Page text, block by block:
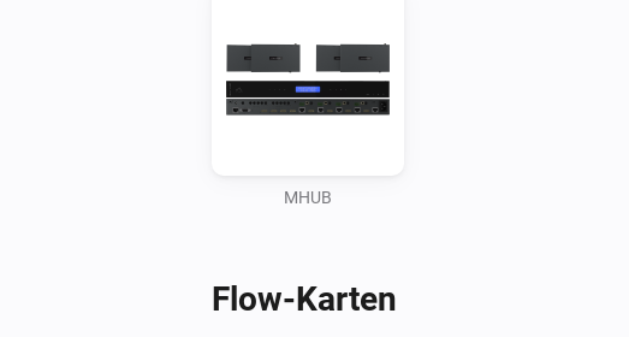
MHUB
Flow-Karten